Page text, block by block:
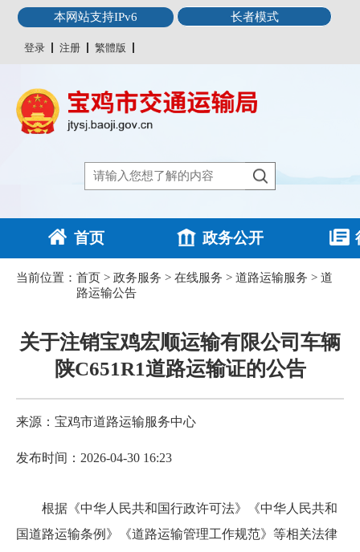
本网站支持IPv6 长者模式
登录 注册 繁體版
首页 政务公开
当前位置： 首页 > 政务服务 > 在线服务 > 道路运输服务 > 道
路运输公告
关于注销宝鸡宏顺运输有限公司车辆
陕C651R1道路运输证的公告
来源：宝鸡市道路运输服务中心
发布时间：2026-04-30 16:23
根据《中华人民共和国行政许可法》《中华人民共和
国道路运输条例》《道路运输管理工作规范》等相关法律